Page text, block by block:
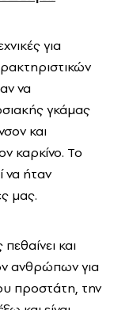
για
να
γκάμας
και
καρκίνο. Το
να ήταν
μας.
και
ανθρώπων για
προστάτη, την